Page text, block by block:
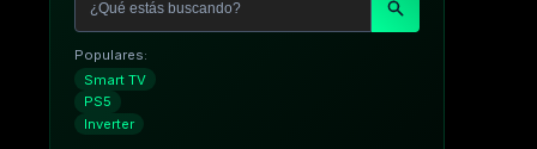
Populares:
Smart TV
PS5
Inverter